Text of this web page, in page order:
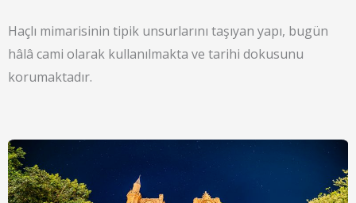
Haçlı mimarisinin tipik unsurlarını taşıyan yapı, bugün
hâlâ cami olarak kullanılmakta ve tarihi dokusunu
korumaktadır.